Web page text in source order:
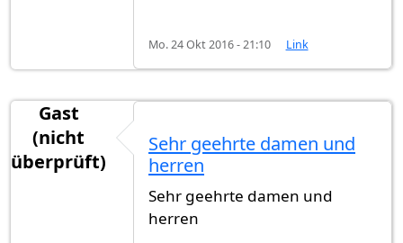
Mo. 24 Okt 2016 - 21:10 Link
Gast
(nicht
überprüft)
Sehr geehrte damen und
herren
Sehr geehrte damen und
herren